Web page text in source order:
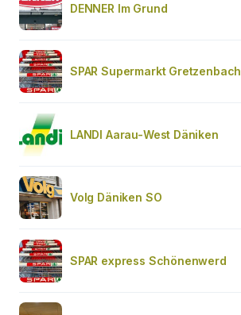
DENNER Im Grund
SPAR Supermarkt Gretzenbach
LANDI Aarau-West Däniken
Volg Däniken SO
SPAR express Schönenwerd